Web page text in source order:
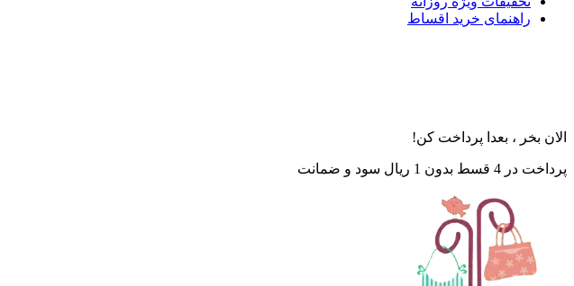
راهنمای خرید اقساط
الان بخر ، بعدا پرداخت کن!
پرداخت در 4 قسط بدون 1 ریال سود و ضمانت